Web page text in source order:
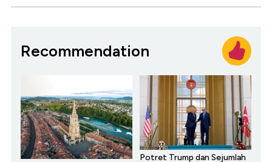
Recommendation
Potret Trump dan Sejumlah